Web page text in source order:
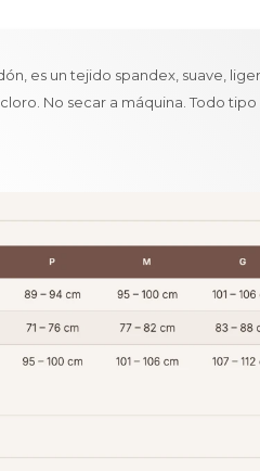
es un tejido spandex, suave,
No secar a máquina. Todo